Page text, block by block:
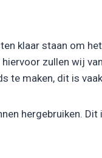
klaar staan om
zullen wij
te maken, dit is
hergebruiken.